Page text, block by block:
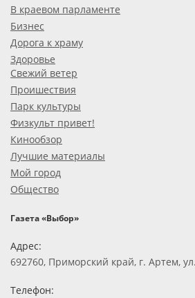
В краевом парламенте
Бизнес
Дорога к храму
Здоровье
Свежий ветер
Проишествия
Парк культуры
Физкульт привет!
Кинообзор
Лучшие материалы
Мой город
Общество
Газета «Выбор»
Адрес:
692760, Приморский край, г. Артем,
Телефон: